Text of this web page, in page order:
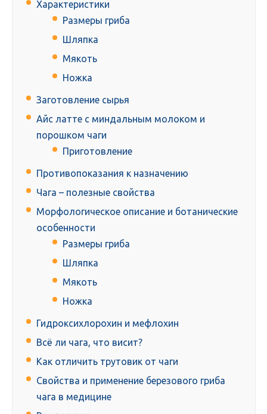
Характеристики
Размеры гриба
Шляпка
Мякоть
Ножка
Заготовление сырья
Айс латте с миндальным молоком и
порошком чаги
Приготовление
Противопоказания к назначению
Чага – полезные свойства
Морфологическое описание и ботанические
особенности
Размеры гриба
Шляпка
Мякоть
Ножка
Гидроксихлорохин и мефлохин
Всё ли чага, что висит?
Как отличить трутовик от чаги
Свойства и применение березового гриба
чага в медицине